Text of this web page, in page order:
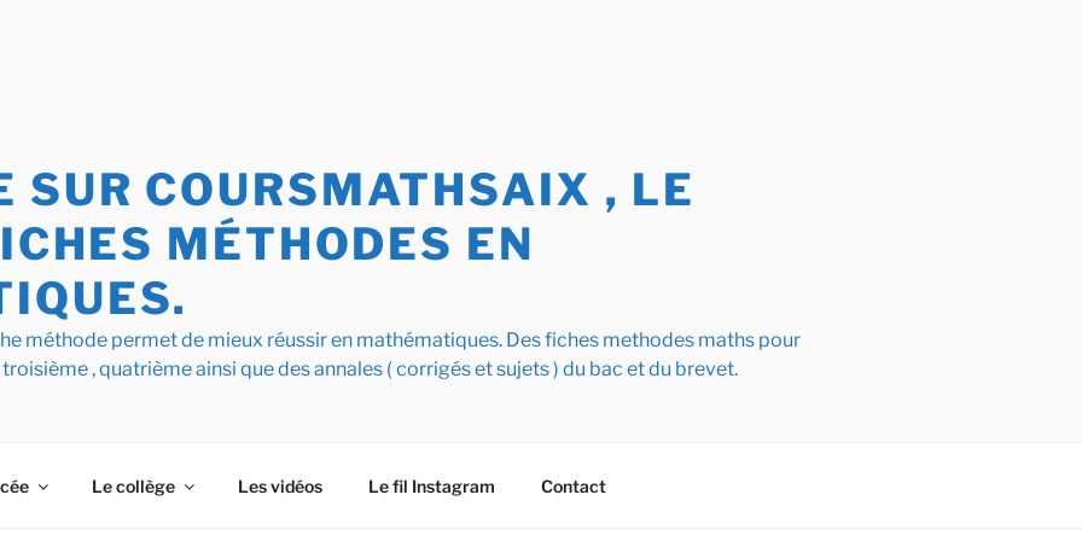
SUR COURSMATHSAIX , LE
MÉTHODES EN
méthode permet de mieux réussir en mathématiques. Des fiches methodes maths pour
, quatrième ainsi que des annales ( corrigés et sujets ) du bac et du brevet.
Le collège Les vidéos Le fil Instagram Contact